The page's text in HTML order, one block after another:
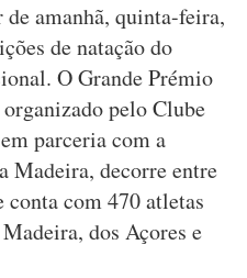
amanhã, quinta-feira,
de natação do
O Grande Prémio
pelo Clube
parceria com a
Madeira, decorre entre
com 470 atletas
dos Açores e